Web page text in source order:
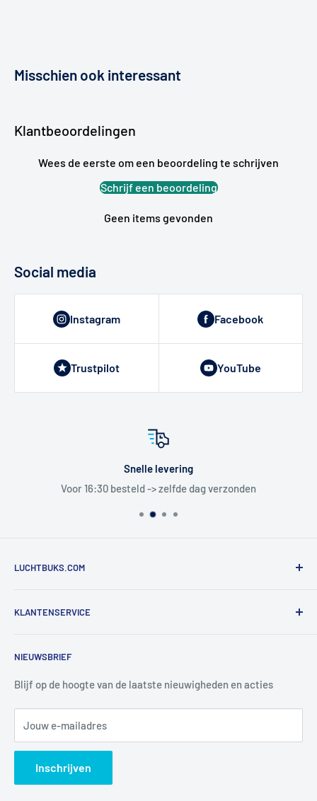
Misschien ook interessant
Klantbeoordelingen
Wees de eerste om een beoordeling te schrijven
Schrijf een beoordeling
Geen items gevonden
Social media
Instagram Facebook
Trustpilot YouTube
Snelle levering
Voor 16:30 besteld -> zelfde dag verzonden
LUCHTBUKS.COM
Utrechtlaan 9
Tel:+31 6 345 30 448
Mail:info@luchtbuks.com
KLANTENSERVICE
Informatie
Privacybeleid
Verzendbeleid
Search
NIEUWSBRIEF
Blijf op de hoogte van de laatste nieuwigheden en acties
Jouw e-mailadres
Inschrijven